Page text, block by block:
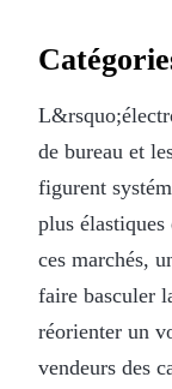
de bureau et
figurent
plus
ces marchés,
faire basculer
réorienter un
vendeurs des